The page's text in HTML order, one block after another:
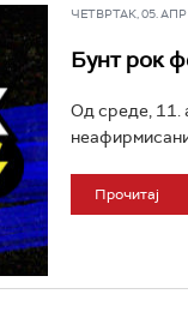
ЧЕТВРТАК, 05. АПР
Бунт рок
Од среде, 11.
Прочитај